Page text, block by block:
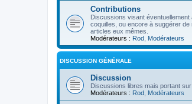
Contributions
Discussions visant
coquilles, ou encore à suggérer
articles eux mêmes.
Modérateurs : Rod Modérateurs
DISCUSSION GÉNÉRALE
Discussion
Discussions libres mais portant
Modérateurs : Rod Modérateurs